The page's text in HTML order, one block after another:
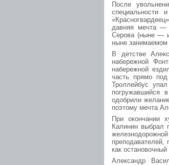
После
давняя мечта —
Серова (ныне —
ныне занимаемом
В детстве
набережной
набережной
часть прямо
Троллейбус
погружавшийся
одобрили
поэтому мечта
При окончании
Калинин выбрал
как
Александр